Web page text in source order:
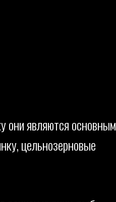
они являются основным
цельнозерновые